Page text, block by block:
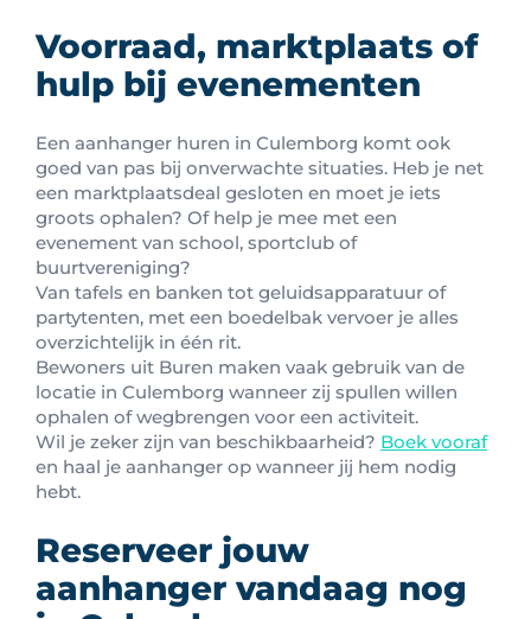
Voorraad, marktplaats of
hulp bij evenementen
Een aanhanger huren in Culemborg komt ook
goed van pas bij onverwachte situaties. Heb je net
een marktplaatsdeal gesloten en moet je iets
groots ophalen? Of help je mee met een
evenement van school, sportclub of
buurtvereniging?
Van tafels en banken tot geluidsapparatuur of
partytenten, met een boedelbak vervoer je alles
overzichtelijk in één rit.
Bewoners uit Buren maken vaak gebruik van de
locatie in Culemborg wanneer zij spullen willen
ophalen of wegbrengen voor een activiteit.
Wil je zeker zijn van beschikbaarheid? Boek vooraf
en haal je aanhanger op wanneer jij hem nodig
hebt.
Reserveer jouw
aanhanger vandaag nog